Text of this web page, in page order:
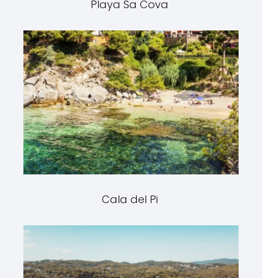
Playa Sa Cova
Cala del Pi